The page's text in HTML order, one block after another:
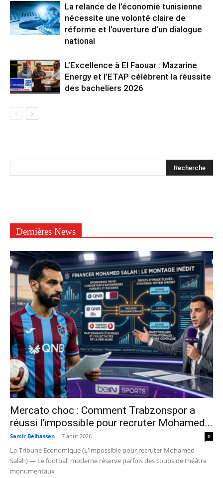
La relance de l’économie tunisienne
nécessite une volonté claire de
réforme et l’ouverture d’un dialogue
national
L’Excellence à El Faouar : Mazarine
Energy et l’ETAP célèbrent la réussite
des bacheliers 2026
Dernières News
Mercato choc : Comment Trabzonspor a
réussi l’impossible pour recruter Mohamed...
Samir Belhassen - 7 août 2026 0
La-Tribune Economique (L'impossible pour recruter Mohamed
Salah) — Le football moderne réserve parfois des coups de théâtre
monumentaux